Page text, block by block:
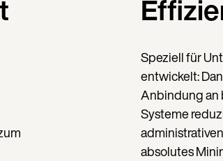
Speziell für
entwickelt:
Anbindung an
Systeme
absolutes